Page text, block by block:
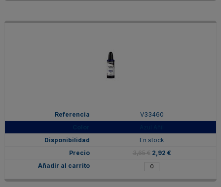
V33460
En stock
3,65 € 2,92 €